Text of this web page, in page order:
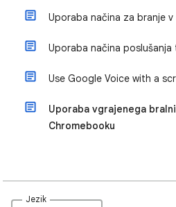
Uporaba načina za branje
Uporaba načina poslušanja
Use Google Voice with a
Uporaba vgrajenega
Chromebooku
Jezik